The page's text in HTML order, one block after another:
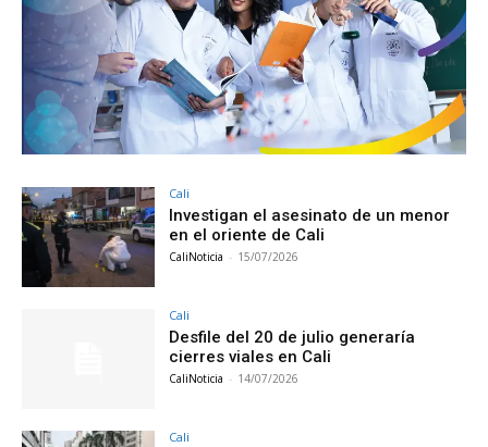
Cali
Investigan el asesinato de un menor
en el oriente de Cali
CaliNoticia - 15/07/2026
Cali
Desfile del 20 de julio generaría
cierres viales en Cali
CaliNoticia - 14/07/2026
Cali